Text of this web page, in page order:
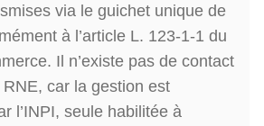
via le guichet unique de
à l’article L. 123-1-1 du
Il n’existe pas de contact
car la gestion est
l’INPI, seule habilitée à